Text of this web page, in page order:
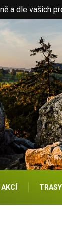
a dle vašich
TRASY